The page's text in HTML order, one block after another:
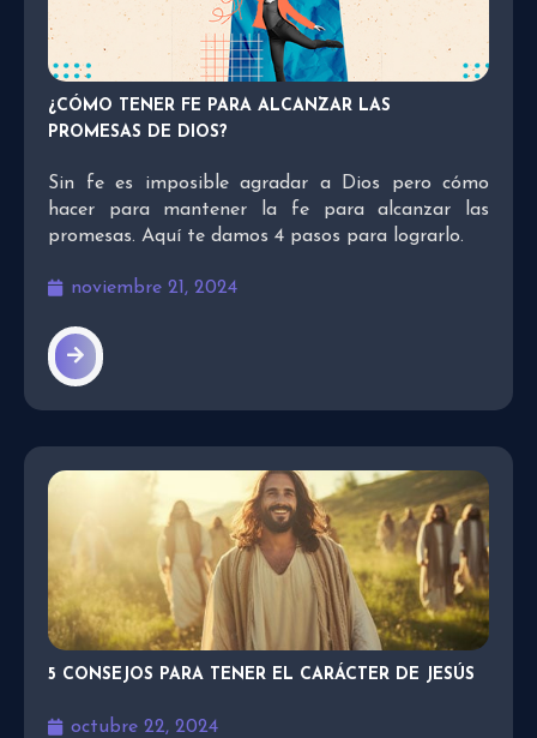
¿CÓMO TENER FE PARA ALCANZAR LAS
PROMESAS DE DIOS?
Sin fe es imposible agradar a Dios pero cómo
hacer para mantener la fe para alcanzar las
promesas. Aquí te damos 4 pasos para lograrlo.
noviembre 21, 2024
5 CONSEJOS PARA TENER EL CARÁCTER DE JESÚS
octubre 22, 2024